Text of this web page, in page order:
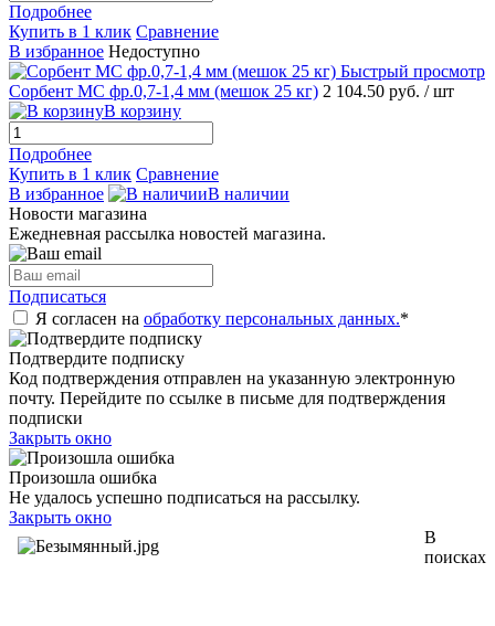
Подробнее
Купить в 1 клик Сравнение
В избранное Недоступно
Быстрый просмотр
Сорбент МС фр.0,7-1,4 мм (мешок 25 кг) 2 104.50 руб. / шт
В корзину
Подробнее
Купить в 1 клик Сравнение
В избранное
В наличии
Новости магазина
Ежедневная рассылка новостей магазина.
Подписаться
Я согласен на обработку персональных данных.*
Подтвердите подписку
Код подтверждения отправлен на указанную электронную
почту. Перейдите по ссылке в письме для подтверждения
подписки
Закрыть окно
Произошла ошибка
Не удалось успешно подписаться на рассылку.
Закрыть окно
В
поисках